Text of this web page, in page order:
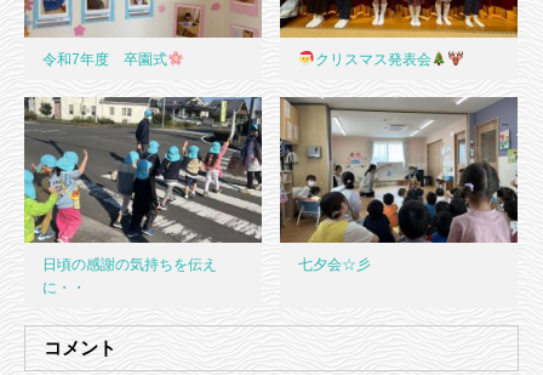
令和7年度 卒園式 クリスマス発表会
日頃の感謝の気持ちを伝え
に・・
七夕会☆彡
コメント